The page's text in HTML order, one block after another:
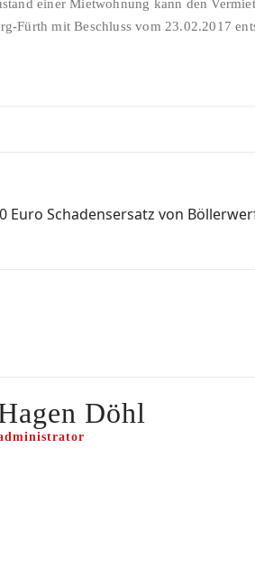
einer Mietwohnung kann den
Fürth mit Beschluss vom 23.02.2017
Euro Schadensersatz von
Döhl